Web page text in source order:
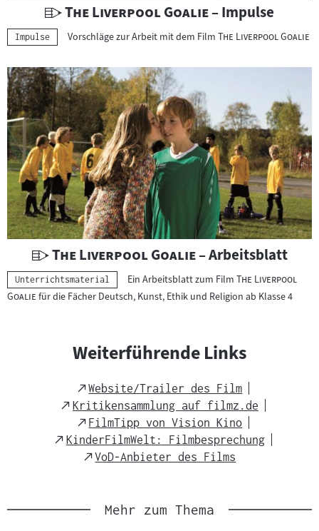
U
n
t
e
r
r
i
c
h
t
s
m
a
t
e
r
i
"
The Liverpool Goalie"– Impulse
Kategorie:
Impulse Vorschläge zur Arbeit mit dem Film "
The Liverpool Goalie
U
n
t
s
m
"
The Liverpool Goalie"
– Arbeitsblatt
Kategorie:
Unterrichtsmaterial Ein Arbeitsblatt zum Film "
The Liverpool
Goalie "für die Fächer Deutsch, Kunst, Ethik und Religion ab Klasse 4
Weiterführende Links
External
Link
Website/Trailer des Film
External
Link
Kritikensammlung auf filmz.de
External
Link
FilmTipp von Vision Kino
External
Link
KinderFilmWelt: Filmbesprechung
External
VoD-Anbieter des Films
Mehr zum Thema